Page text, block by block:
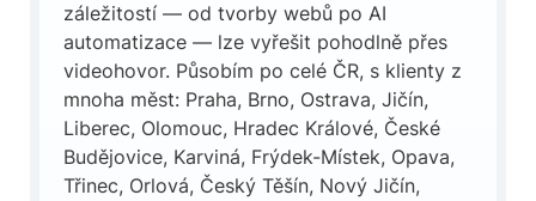
záležitostí — od tvorby webů po AI
automatizace — lze vyřešit pohodlně přes
videohovor. Působím po celé ČR, s klienty z
mnoha měst: Praha, Brno, Ostrava, Jičín,
Liberec, Olomouc, Hradec Králové, České
Budějovice, Karviná, Frýdek-Místek, Opava,
Třinec, Orlová, Český Těšín, Nový Jičín,